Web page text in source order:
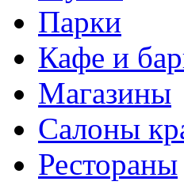
Парки
Кафе и
Магазины
Салоны
Рестораны